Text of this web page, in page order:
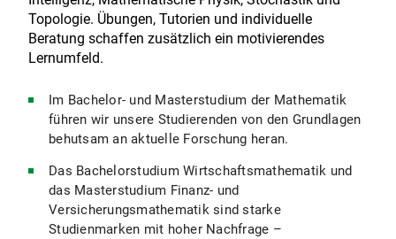
Topologie. Übungen, Tutorien und individuelle
Beratung schaffen zusätzlich ein motivierendes
Lernumfeld.
Im Bachelor- und Masterstudium der Mathematik
führen wir unsere Studierenden von den Grundlagen
behutsam an aktuelle Forschung heran.
Das Bachelorstudium Wirtschaftsmathematik und
das Masterstudium Finanz- und
Versicherungsmathematik sind starke
Studienmarken mit hoher Nachfrage –